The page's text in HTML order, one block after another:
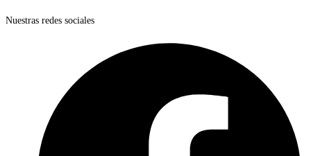
Nuestras redes sociales